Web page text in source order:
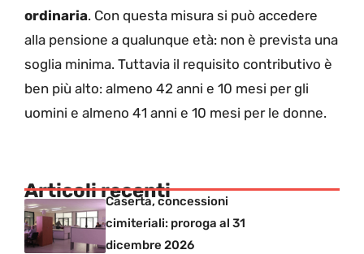
ordinaria. Con questa misura si può accedere
alla pensione a qualunque età: non è prevista una
soglia minima. Tuttavia il requisito contributivo è
ben più alto: almeno 42 anni e 10 mesi per gli
uomini e almeno 41 anni e 10 mesi per le donne.
Articoli recenti
Caserta, concessioni
cimiteriali: proroga al 31
dicembre 2026